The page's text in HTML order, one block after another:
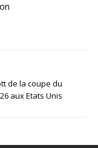
de la coupe du
aux Etats Unis